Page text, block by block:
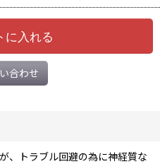
に入れる
合わせ
、トラブル回避の為に神経質な